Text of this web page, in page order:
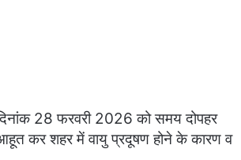
28 फरवरी 2026 को समय दोपहर
कर शहर में वायु प्रदूषण होने के कारण व